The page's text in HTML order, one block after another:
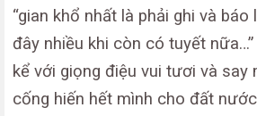
“gian khổ nhất là phải ghi và
đây nhiều khi còn có tuyết
kể với giọng điệu vui tươi và say
cống hiến hết mình cho đất